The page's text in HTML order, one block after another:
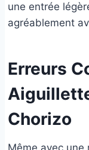
une entrée
agréablement
Erreurs
Chorizo